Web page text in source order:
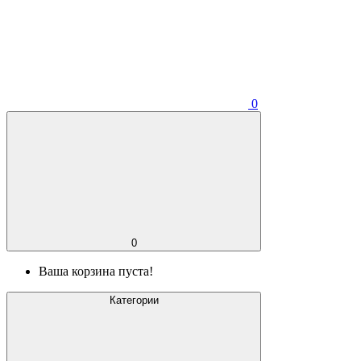
0
0
Ваша корзина пуста!
Категории